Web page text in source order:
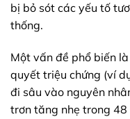
bị bỏ sót các yếu tố
thống.
Một vấn đề phổ biến
quyết triệu chứng (ví
đi sâu vào nguyên
trơn tăng nhẹ trong 48